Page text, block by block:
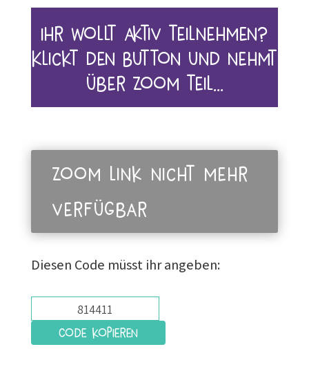
Ihr wollt aktiv teilnehmen?
Klickt den Button und nehmt
über Zoom teil…
Zoom link nicht mehr
verfügbar
Diesen Code müsst ihr angeben:
Code kopieren